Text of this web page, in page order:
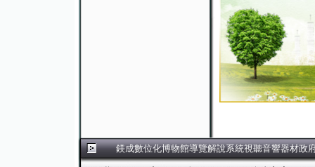
鎂成數位化博物館導覽解說系統視聽音響器材政